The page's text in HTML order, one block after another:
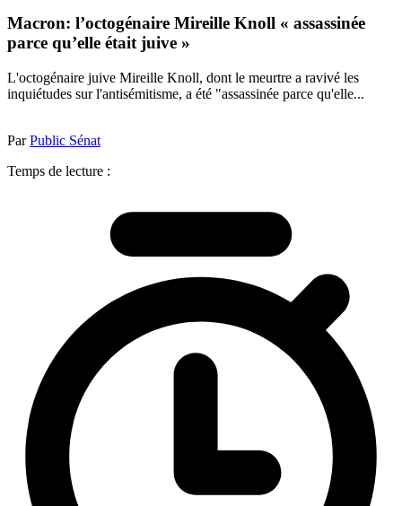
Macron: l’octogénaire Mireille Knoll « assassinée
parce qu’elle était juive »
L'octogénaire juive Mireille Knoll, dont le meurtre a ravivé les
inquiétudes sur l'antisémitisme, a été "assassinée parce qu'elle...
ParPublic Sénat
Temps de lecture :